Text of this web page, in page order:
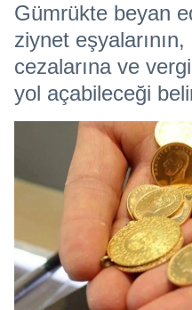
Gümrükte beyan
ziynet
cezalarına ve
yol açabileceği